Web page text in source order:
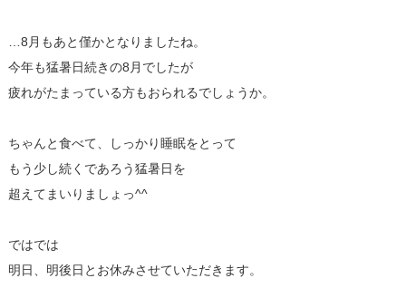
…8月もあと僅かとなりましたね。
今年も猛暑日続きの8月でしたが
疲れがたまっている方もおられるでしょうか。
ちゃんと食べて、しっかり睡眠をとって
もう少し続くであろう猛暑日を
超えてまいりましょっ^^
ではでは
明日、明後日とお休みさせていただきます。